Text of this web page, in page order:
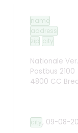
name
address
zip city
Nationale
Postbus 2100
4800 CC
city, 09-08-